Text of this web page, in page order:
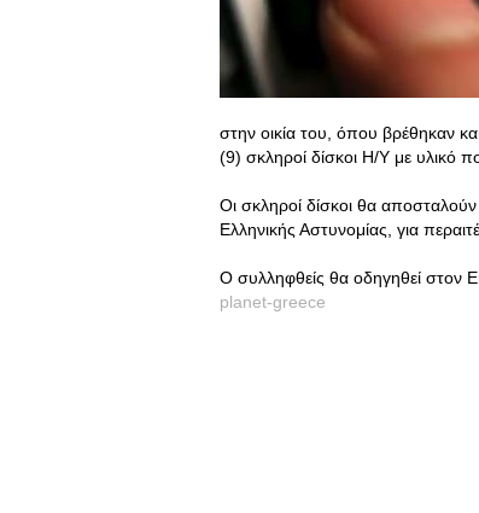
στην οικία του, όπου βρέθηκαν
(9) σκληροί δίσκοι Η/Υ με υλικό
Οι σκληροί δίσκοι θα
Ελληνικής Αστυνομίας, για
Ο συλληφθείς θα οδηγηθεί στον
planet-greece